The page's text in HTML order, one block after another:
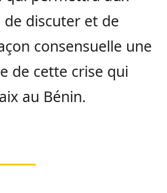
discuter et de
consensuelle une
de cette crise qui
au Bénin.